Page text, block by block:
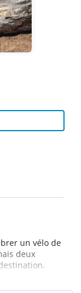
un vélo de
deux